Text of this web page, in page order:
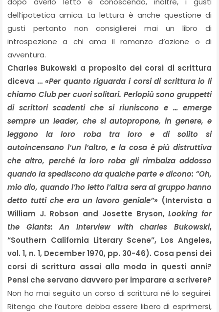
dell’ipotetica amica. La lettura è anche questione di
gusti pertanto non consiglierei mai un libro di
introspezione a chi ama il romanzo d’azione o di
avventura.
Charles Bukowski a proposito dei corsi di scrittura
diceva …«Per quanto riguarda i corsi di scrittura io li
chiamo Club per cuori solitari. Perlopiù sono gruppetti
di scrittori scadenti che si riuniscono e … emerge
sempre un leader, che si autopropone, in genere, e
leggono la loro roba tra loro e di solito si
autoincensano l’un l’altro, e la cosa è più distruttiva
che altro, perché la loro roba gli rimbalza addosso
quando la spediscono da qualche parte e dicono: “Oh,
mio dio, quando l’ho letto l’altra sera al gruppo hanno
detto tutti che era un lavoro geniale”» (Intervista a
William J. Robson and Josette Bryson,Looking for
the Giants: An Interview with charles Bukowski,
“Southern California Literary Scene”, Los Angeles,
vol. 1, n. 1, December 1970, pp. 30-46). Cosa pensi dei
corsi di scrittura assai alla moda in questi anni?
Pensi che servano davvero per imparare a scrivere?
Non ho mai seguito un corso di scrittura né lo seguirei.
Ritengo che l’autore debba essere libero di esprimersi,